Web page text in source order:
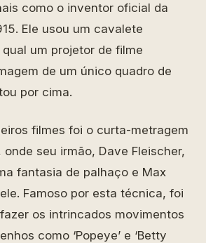
como o inventor oficial da
Ele usou um cavalete
um projetor de filme
de um único quadro de
por cima.
filmes foi o curta-metragem
onde seu irmão, Dave Fleischer,
fantasia de palhaço e Max
Famoso por esta técnica, foi
os intrincados movimentos
como ‘Popeye’ e ‘Betty